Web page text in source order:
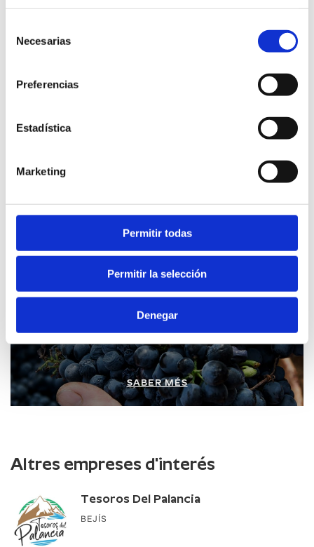
Necesarias
Preferencias
Estadística
Marketing
Permitir todas
Permitir la selección
Denegar
Rutes gastronòmiques
Ruta del Vi de Castelló
SABER MÉS
Altres empreses d'interés
Tesoros Del Palancia
BEJÍS